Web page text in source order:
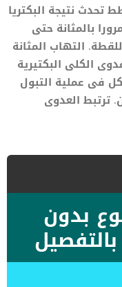
تحدث نتيجة البكتريا
بالمثانة حتى
التهاب المثانة
الكلى البكتيرية
فى عملية التبول
ترتبط العدوى
بدون